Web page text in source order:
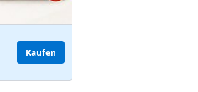
Kaufen